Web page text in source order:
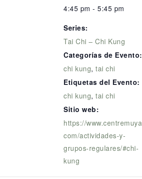
4:45 pm - 5:45 pm
Series:
Tai Chi – Chi Kung
Categorías de Evento:
chi kung,tai chi
Etiquetas del Evento:
chi kung,tai chi
Sitio web:
https://
com/actividades-y-
grupos-regulares/#chi-
kung